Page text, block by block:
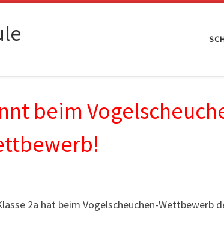
beim
2a hat beim Vogelscheuchen-Wettbewerb